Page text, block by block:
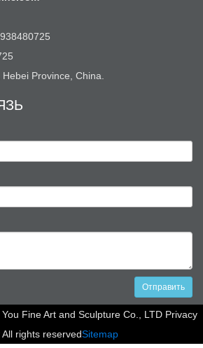
Province, China.
Отправить
Fine Art and Sculpture Co., LTD Privacy
All rights reservedSitemap